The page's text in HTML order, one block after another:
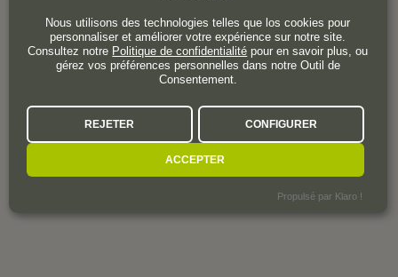
Nous utilisons des technologies telles que los cookies pour
personnaliser et améliorer votre expérience sur notre site.
Consultez notre Politique de confidentialité pour en savoir plus, ou
gérez vos préférences personnelles dans notre Outil de
Consentement.
REJETER CONFIGURER
ACCEPTER
Propulsé par Klaro !